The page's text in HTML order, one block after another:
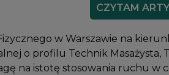
CZYTAM
w Warszawie na
o profilu Technik Masażysta,
na istotę stosowania ruchu w